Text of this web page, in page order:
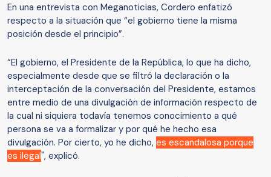
En una entrevista con Meganoticias, Cordero enfatizó
respecto a la situación que “el gobierno tiene la misma
posición desde el principio”.
“El gobierno, el Presidente de la República, lo que ha dicho,
especialmente desde que se filtró la declaración o la
interceptación de la conversación del Presidente, estamos
entre medio de una divulgación de información respecto de
la cual ni siquiera todavía tenemos conocimiento a qué
persona se va a formalizar y por qué he hecho esa
divulgación. Por cierto, yo he dicho, es escandalosa porque
es ilegal", explicó.